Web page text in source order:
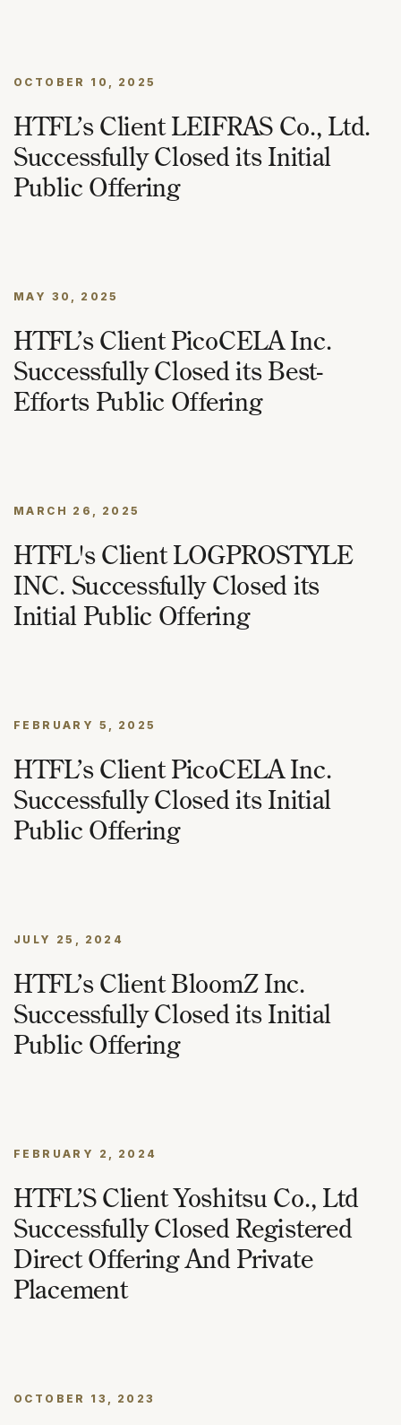
OCTOBER 10, 2025
HTFL’s Client LEIFRAS Co., Ltd.
Successfully Closed its Initial
Public Offering
MAY 30, 2025
HTFL’s Client PicoCELA Inc.
Successfully Closed its Best-
Efforts Public Offering
MARCH 26, 2025
HTFL's Client LOGPROSTYLE
INC. Successfully Closed its
Initial Public Offering
FEBRUARY 5, 2025
HTFL’s Client PicoCELA Inc.
Successfully Closed its Initial
Public Offering
JULY 25, 2024
HTFL’s Client BloomZ Inc.
Successfully Closed its Initial
Public Offering
FEBRUARY 2, 2024
HTFL’S Client Yoshitsu Co., Ltd
Successfully Closed Registered
Direct Offering And Private
Placement
OCTOBER 13, 2023